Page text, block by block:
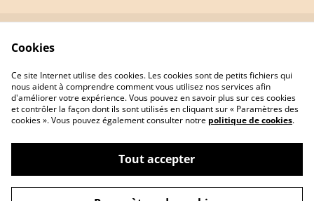
confidentialité
©2026Le moulin de Naïs
Cookies
Ce site Internet utilise des cookies. Les cookies sont de petits fichiers qui
nous aident à comprendre comment vous utilisez nos services afin
d'améliorer votre expérience. Vous pouvez en savoir plus sur ces cookies
et contrôler la façon dont ils sont utilisés en cliquant sur « Paramètres des
cookies ». Vous pouvez également consulter notre politique de cookies.
Tout accepter